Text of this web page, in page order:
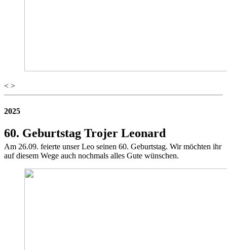
< >
2025
60. Geburtstag Trojer Leonard
Am 26.09. feierte unser Leo seinen 60. Geburtstag. Wir möchten ihr
auf diesem Wege auch nochmals alles Gute wünschen.